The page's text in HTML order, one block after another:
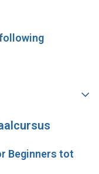
Beginners tot